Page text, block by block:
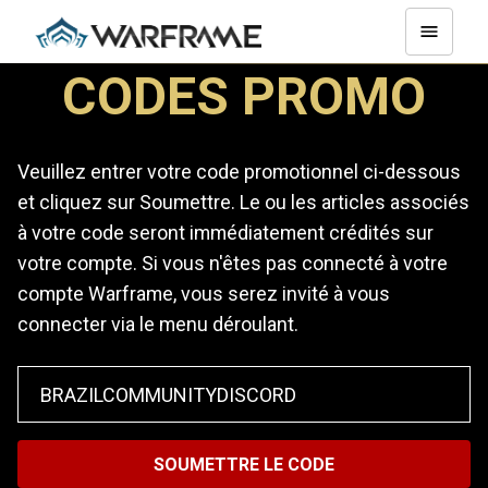
CODES PROMO
Veuillez entrer votre code promotionnel ci-dessous
et cliquez sur Soumettre. Le ou les articles associés
à votre code seront immédiatement crédités sur
votre compte. Si vous n'êtes pas connecté à votre
compte Warframe, vous serez invité à vous
connecter via le menu déroulant.